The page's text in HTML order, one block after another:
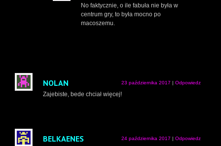
No faktycznie, o ile fabuła nie była w
centrum gry, to była mocno po
macoszemu.
NOLAN 23 października 2017 Odpowiedz
Zajebiste, bede chciał więcej!
BELKAENES 24 października 2017 Odpowiedz